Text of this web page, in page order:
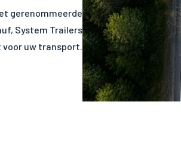
gerenommeerde
System Trailers
voor uw transport.